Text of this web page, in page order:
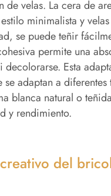
de velas. La cera de
minimalista y
se puede teñir
permite una
decolorarse. Esta
adaptan a
blanca natural o
y rendimiento.
del